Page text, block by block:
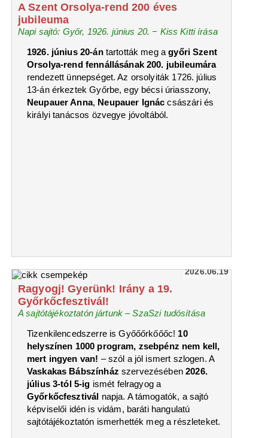
A Szent Orsolya-rend 200 éves
jubileuma
Napi sajtó: Győr, 1926. június 20. − Kiss Kitti írása
1926. június 20-ántartották meg agyőri Szent
Orsolya-rend fennállásának 200. jubileumára
rendezett ünnepséget. Az orsolyiták 1726. július
13-án érkeztek Győrbe, egy bécsi úriasszony,
Neupauer Anna, Neupauer Ignác császári és
királyi tanácsos özvegye jóvoltából.
2026.06.19
Ragyogj! Gyerünk! Irány a 19.
Győrkőcfesztivál!
A sajtótájékoztatón jártunk – SzaSzi tudósítása
Tizenkilencedszerre is Győőőrkőőőc! 10
helyszínen 1000 program, zsebpénz nem kell,
mert ingyen van! – szól a jól ismert szlogen. A
Vaskakas Bábszínház szervezésében2026.
július 3-tól 5-ig ismét felragyog a
Győrkőcfesztivál napja. A támogatók, a sajtó
képviselői idén is vidám, baráti hangulatú
sajtótájékoztatón ismerhették meg a részleteket.